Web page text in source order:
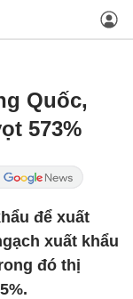
Quốc,
573%
để xuất
xuất khẩu
đó thị